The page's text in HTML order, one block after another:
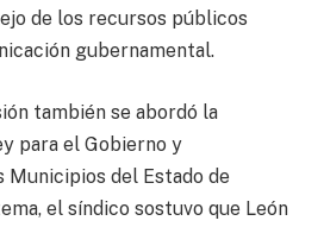
de los recursos públicos
gubernamental.
también se abordó la
para el Gobierno y
Municipios del Estado de
el síndico sostuvo que León